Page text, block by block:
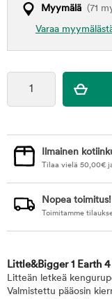
Myymälä (71
Varaa
Ilmainen
Tilaa vielä 50,00€
Nopea toimitus!
Toimitamme
Little&Bigger 1 Earth
Litteän letkeä
Valmistettu pääosin